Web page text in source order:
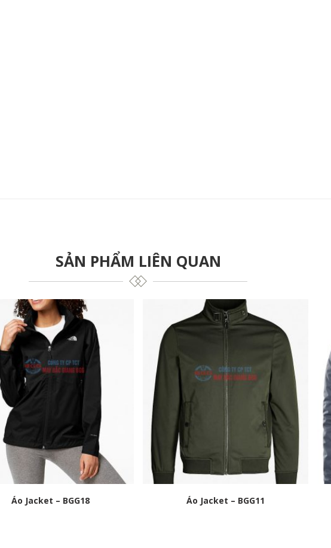
SẢN PHẨM LIÊN QUAN
Áo Jacket – BGG18 Áo Jacket – BGG11